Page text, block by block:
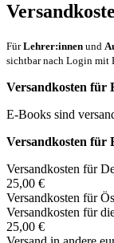
FürLehrer:innen und
sichtbar nach Login mit
Versandkosten für
E-Books sind
Versandkosten für
Versandkosten für
25,00 €
Versandkosten für
Versandkosten für
25,00 €